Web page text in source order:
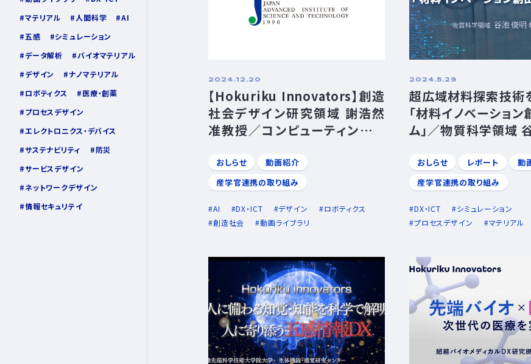
マテリアル
人間科学
AI
五感
シミュレーション
データ解析
バイオマテリアル
デザイン
ナノマテリアル
ロボティクス
医療・創薬
プロセスデザイン
エレクトロニクス・デバイス
サステナビリティ
防災
サービスデザイン
ネットワークデザイン
情報セキュリテイ
2024.12.20
【Hokuriku Innovators】創造
社会デザイン研究領域 謝浩然
准教授／コンピューティング科
おしらせ
動画紹介
産学官連携の取り組み
AI DX・ICT デザイン
ロボティクス
創造社会
動画ライブラリ
2024.5.29
超広域材料探索技術
「材料イノベーショ
ム」／物質科学領域
おしらせ レポート
動
産学官連携の取り組み
DX・ICT
シミュレーション
プロセスデザイン
マテリアル